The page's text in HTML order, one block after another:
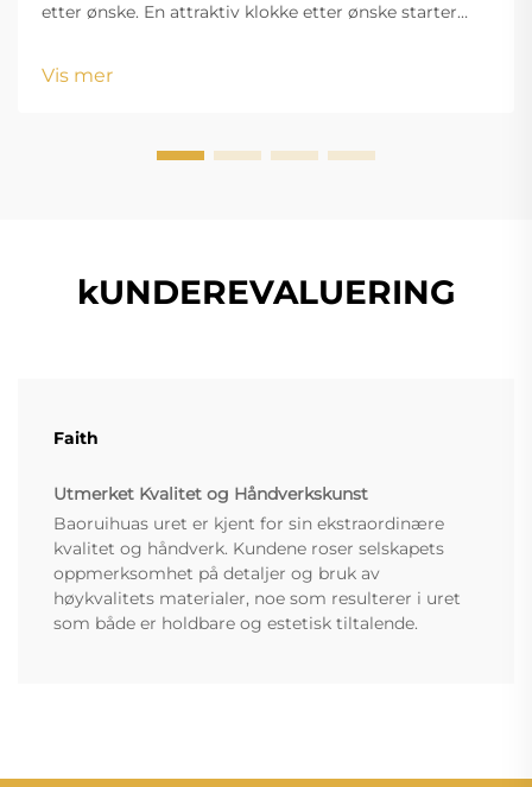
etter ønske. En attraktiv klokke etter ønske starter
skal lage varemerkevarer eller en personlig
Vis mer
kUNDEREVALUERING
Faith
Utmerket Kvalitet og Håndverkskunst
Baoruihuas uret er kjent for sin ekstraordinære
kvalitet og håndverk. Kundene roser selskapets
oppmerksomhet på detaljer og bruk av
høykvalitets materialer, noe som resulterer i uret
som både er holdbare og estetisk tiltalende.